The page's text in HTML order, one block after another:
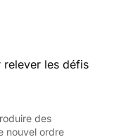
relever les défis
des
nouvel ordre